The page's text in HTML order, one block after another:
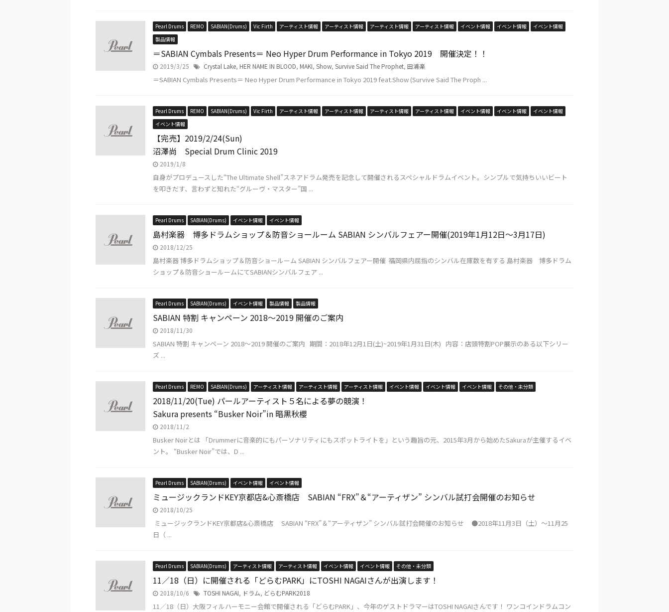
Pearl Drums REMO SABIAN(Drums) Vic Firth アーティスト情報 アーティスト情報 アーティスト情報 アーティスト情報 イベント情報 イベント情報
イベント情報
製品情報
＝SABIAN Cymbals Presents＝ Neo Hyper Drum Performance in Tokyo 2019 開催決定！！
2019/3/25 Crystal Lake, HER NAME IN BLOOD, MAKI, Show, Survive Said The Prophet, 田浦楽
＝SABIAN Cymbals Presents＝ Neo Hyper Drum Performance in Tokyo 2019 feat.Show (Survive Said The Proph ...
Pearl Drums REMO SABIAN(Drums) Vic Firth アーティスト情報 アーティスト情報 アーティスト情報 アーティスト情報 イベント情報 イベント情報
イベント情報
イベント情報
【完売】2019/2/24(Sun)
沼澤尚 Special Drum Clinic 2019
2019/1/8
自身がプロデュースした“The Ultimate Shell”スネアドラム発売を記念して開催されるスペシャルドラムイベント。シンプルで気持ちいいビート
を叩きだす、言わずと知れた“グルーヴ・マスター”国 ...
Pearl Drums SABIAN(Drums) イベント情報 イベント情報
島村楽器 博多ドラムショップ＆防音ショールーム SABIAN シンバルフェアー開催(2019年1月12日〜3月17日)
2018/12/25
島村楽器 博多ドラムショップ＆防音ショールーム SABIAN シンバルフェアー開催 福岡県内屈指のシンバル在庫数を有する 島村楽器 博多ドラム
ショップ＆防音ショールームにてSABIANシンバルフェア ...
Pearl Drums SABIAN(Drums) イベント情報 製品情報 製品情報
SABIAN 特割 キャンペーン 2018〜2019 開催のご案内
2018/11/30
SABIAN 特割 キャンペーン 2018〜2019 開催のご案内 期間：2018年12月1日(土)~2019年1月31日(木) 内容：店頭特割POP展示のある以下シリー
ズ ...
Pearl Drums REMO SABIAN(Drums) アーティスト情報 アーティスト情報 アーティスト情報 イベント情報 イベント情報 イベント情報 その他・未分類
2018/11/20(Tue) パールアーティスト５名による夢の競演！
Sakura presents “Busker Noir”in 暗黒秋櫻
2018/11/2
Busker Noirとは 「Drummerに音楽的にもパーソナリティにもスポットライトを」という趣旨の元、2015年3月から始めたSakuraが主催するイベ
ント。 “Busker Noir”では、D ...
Pearl Drums SABIAN(Drums) イベント情報 イベント情報
ミュージックランドKEY京都店&心斎橋店 SABIAN “FRX”＆“アーティザン” シンバル試打会開催のお知らせ
2018/10/25
ミュージックランドKEY京都店&心斎橋店 SABIAN “FRX”＆“アーティザン” シンバル試打会開催のお知らせ ●2018年11月3日（土）〜11月25
日（ ...
Pearl Drums SABIAN(Drums) アーティスト情報 アーティスト情報 イベント情報 イベント情報 その他・未分類
11／18（日）に開催される「どらむPARK」にTOSHI NAGAIさんが出演します！
2018/10/6 TOSHI NAGAI, ドラム, どらむPARK2018
11／18（日）大阪フィルハーモニー会館で開催される「どらむPARK」、今年のゲストドラマーはTOSHI NAGAIさんです！ ワンコインドラムコン